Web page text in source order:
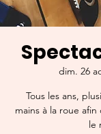
dim. 26
Tous les ans,
mains à la roue
le